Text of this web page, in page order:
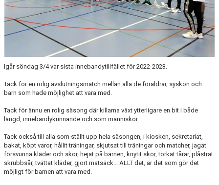
Igår söndag 3/4 var sista innebandytillfället för 2022-2023.
Tack för en rolig avslutningsmatch mellan alla de föräldrar, syskon och
barn som hade möjlighet att vara med.
Tack för ännu en rolig säsong där killarna växt ytterligare en bit i både
längd, innebandykunnande och som människor.
Tack också till alla som ställt upp hela säsongen, i kiosken, sekretariat,
bakat, köpt varor, hållit träningar, skjutsat till träningar och matcher, jagat
försvunna kläder och skor, hejat på barnen, knytit skor, torkat tårar, plåstrat
skrubbsår, tvättat kläder, gjort matsäck... ALLT det, är det som gör det
möjligt för barnen att vara med.